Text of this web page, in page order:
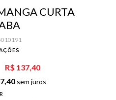
CURTA
R$ 137,40
,40 sem juros